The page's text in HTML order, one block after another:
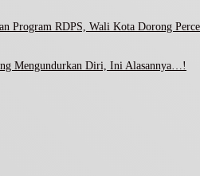
Program RDPS, Wali Kota Dorong
Mengundurkan Diri, Ini Alasannya…!